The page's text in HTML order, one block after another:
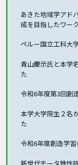
あきた地域学アド
成を目指したワー
ペルー国立工科大
青山慶示氏と本学
た
令和6年度第3回創
本学大学院生２名
た
令和6年度創造学